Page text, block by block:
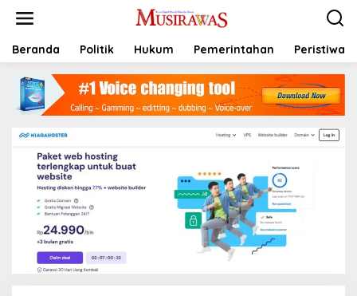
t
Beranda Politik Hukum Pemerintahan Peristiwa